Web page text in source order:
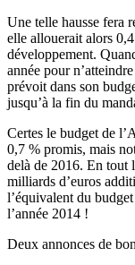
Une telle hausse fera
elle allouerait alors
développement.
année pour
prévoit dans son
jusqu’à la fin du
Certes le budget de
0,7 % promis, mais
delà de 2016. En tout
milliards d’euros
l’équivalent du
l’année 2014 !
Deux annonces de